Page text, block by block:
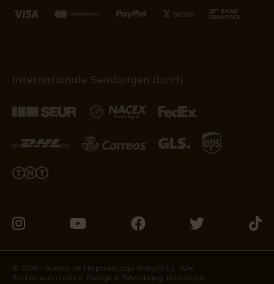
Internationale Sendungen durch
Sie
uns
Sie
uns
Sie
uns
Sie
uns
Sie
© 2026 - Aceros de Hispania Bajo Aragón S.L. Alle
Rechte vorbehalten. Design & Entwicklung: Numéricco